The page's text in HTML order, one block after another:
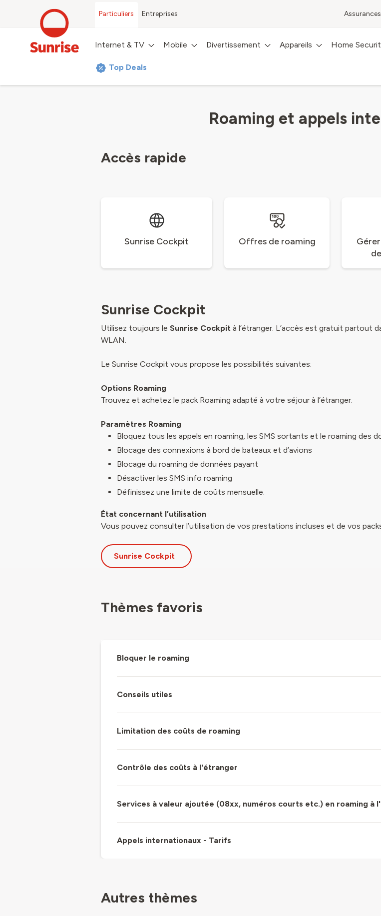
Particuliers Entreprises Assurances
Internet & TV Mobile Divertissement Appareils Home
Top Deals
Roaming et appels
Accès rapide
Sunrise Cockpit Offres de roaming
Sunrise Cockpit
Utilisez toujours le Sunrise Cockpit à l’étranger. L’accès est gratuit partout
WLAN.
Le Sunrise Cockpit vous propose les possibilités suivantes:
Options Roaming
Trouvez et achetez le pack Roaming adapté à votre séjour à l’étranger.
Paramètres Roaming
Bloquez tous les appels en roaming, les SMS sortants et le roaming des
Blocage des connexions à bord de bateaux et d’avions
Blocage du roaming de données payant
Désactiver les SMS info roaming
Définissez une limite de coûts mensuelle.
État concernant l’utilisation
Vous pouvez consulter l’utilisation de vos prestations incluses et de vos
Sunrise Cockpit
Thèmes favoris
Bloquer le roaming
Conseils utiles
Limitation des coûts de roaming
Contrôle des coûts à l'étranger
Services à valeur ajoutée (08xx, numéros courts etc.) en roaming à
Appels internationaux - Tarifs
Autres thèmes